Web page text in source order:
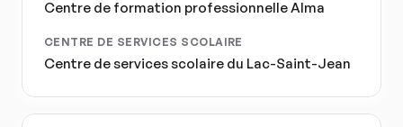
Centre de formation professionnelle Alma
CENTRE DE SERVICES SCOLAIRE
Centre de services scolaire du Lac-Saint-Jean